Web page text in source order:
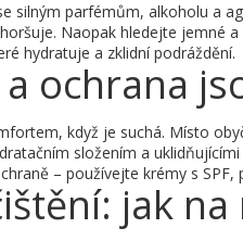
silným parfémům, alkoholu a
Naopak hledejte jemné
hydratuje a zklidní podráždění.
ochrana
když je suchá. Místo
složením a
– používejte krémy s
jak na